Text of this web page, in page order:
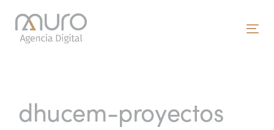
links
primary
contentdhucem-proyectos
navigation